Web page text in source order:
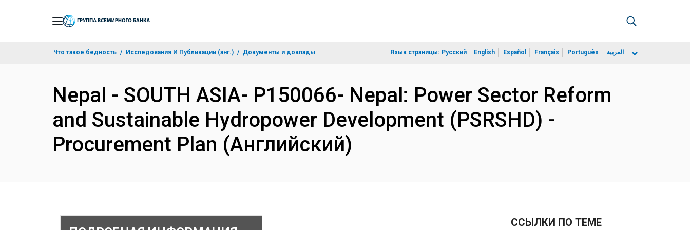
Что такое бедность Исследования И Публикации (анг.) Документы и доклады Язык страницы: Русский English Español Français Português العربية
Nepal - SOUTH ASIA- P150066- Nepal: Power Sector Reform
and Sustainable Hydropower Development (PSRSHD) -
Procurement Plan (Английский)
ССЫЛКИ ПО ТЕМЕ